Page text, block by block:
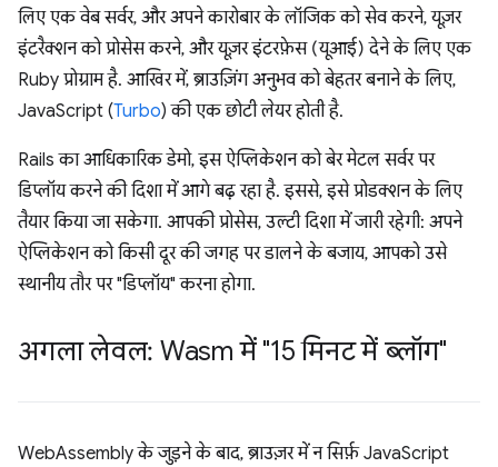
लिए एक वेब सर्वर, और अपने कारोबार के लॉजिक को सेव करने, यूज़र
इंटरैक्शन को प्रोसेस करने, और यूज़र इंटरफ़ेस (यूआई) देने के लिए एक
Ruby प्रोग्राम है. आखिर में, ब्राउज़िंग अनुभव को बेहतर बनाने के लिए,
JavaScript (Turbo) की एक छोटी लेयर होती है.
Rails का आधिकारिक डेमो, इस ऐप्लिकेशन को बेर मेटल सर्वर पर
डिप्लॉय करने की दिशा में आगे बढ़ रहा है. इससे, इसे प्रोडक्शन के लिए
तैयार किया जा सकेगा. आपकी प्रोसेस, उल्टी दिशा में जारी रहेगी: अपने
ऐप्लिकेशन को किसी दूर की जगह पर डालने के बजाय, आपको उसे
स्थानीय तौर पर "डिप्लॉय" करना होगा.
अगला लेवल: Wasm में "15 मिनट में ब्लॉग"
WebAssembly के जुड़ने के बाद, ब्राउज़र में न सिर्फ़ JavaScript